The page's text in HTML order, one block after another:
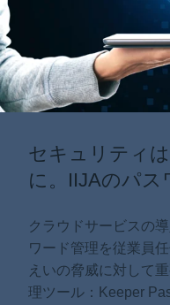
メンテナンス情報
お知らせ
企業情報
セキュリティ
に。IIJAのパス
クラウドサービスの
ワード管理を従業員
えいの脅威に対して
理ツール：Keeper